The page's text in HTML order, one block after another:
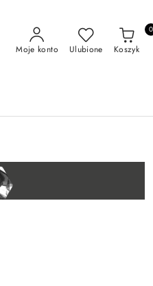
Moje konto Ulubione Koszyk
0